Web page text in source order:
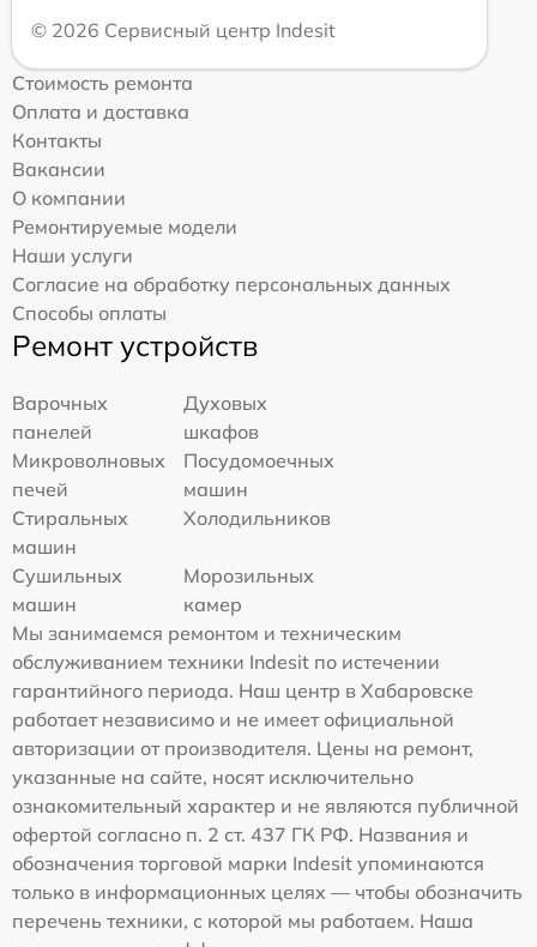
© 2026 Сервисный центр Indesit
Стоимость ремонта
Оплата и доставка
Контакты
Вакансии
О компании
Ремонтируемые модели
Наши услуги
Согласие на обработку персональных данных
Способы оплаты
Ремонт устройств
Варочных
панелей
Духовых
шкафов
Микроволновых
печей
Посудомоечных
машин
Стиральных
машин
Холодильников
Сушильных
машин
Морозильных
камер
Мы занимаемся ремонтом и техническим
обслуживанием техники Indesit по истечении
гарантийного периода. Наш центр в Хабаровске
работает независимо и не имеет официальной
авторизации от производителя. Цены на ремонт,
указанные на сайте, носят исключительно
ознакомительный характер и не являются публичной
офертой согласно п. 2 ст. 437 ГК РФ. Названия и
обозначения торговой марки Indesit упоминаются
только в информационных целях — чтобы обозначить
перечень техники, с которой мы работаем. Наша